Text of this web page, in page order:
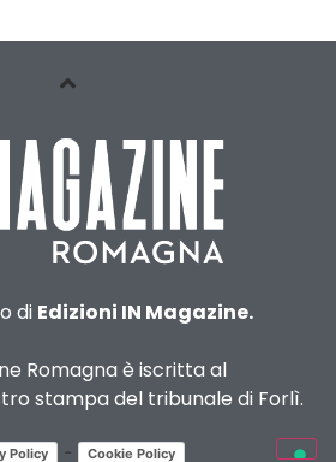
di Edizioni IN Magazine.
Romagna è iscritta al
stampa del tribunale di Forlì.
Policy - Cookie Policy